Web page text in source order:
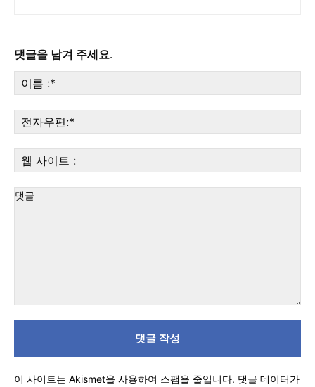
댓글을 남겨 주세요.
름
:*
자
우
사
이
이 사이트는 Akismet을 사용하여 스팸을 줄입니다. 댓글 데이터가